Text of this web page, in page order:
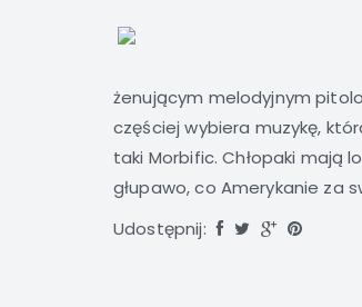
żenującym melodyjnym
częściej wybiera muzykę,
taki Morbific. Chłopaki mają
głupawo, co Amerykanie za
Udostępnij: